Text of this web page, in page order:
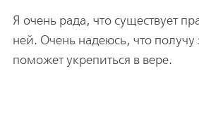
Я очень рада, что существует
ней. Очень надеюсь, что
поможет укрепиться в вере.